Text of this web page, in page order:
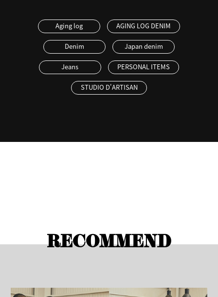
Aging log AGING LOG DENIM
Denim Japan denim
Jeans PERSONAL ITEMS
STUDIO D'ARTISAN
RECOMMEND